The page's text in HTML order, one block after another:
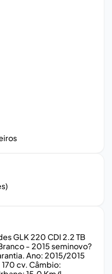
GLK 220 CDI 2.2 TB
- 2015 seminovo?
Ano: 2015/2015
cv. Câmbio: